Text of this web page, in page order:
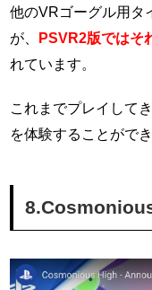
他のVRゴーグル用タ
が、
PSVR2版ではそ
れています。
これまでプレイして
を体験することがで